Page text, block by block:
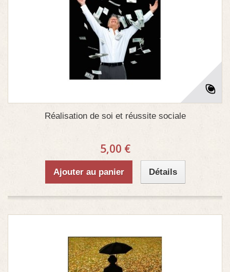
Réalisation de soi et réussite sociale
5,00 €
Ajouter au panier Détails